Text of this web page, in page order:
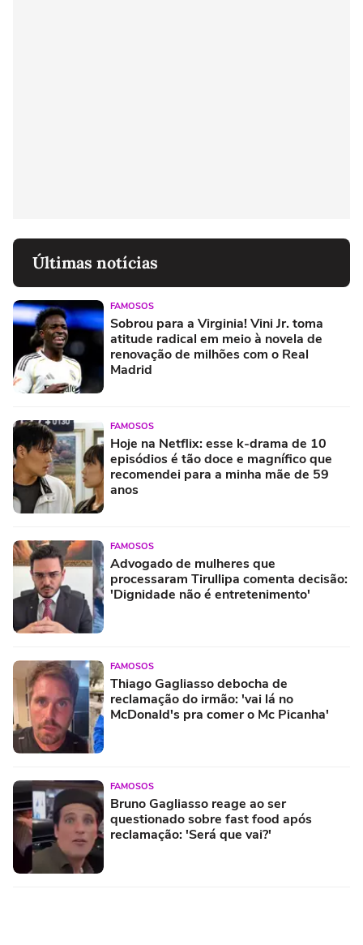
Últimas notícias
FAMOSOS
Sobrou para a Virginia! Vini Jr. toma
atitude radical em meio à novela de
renovação de milhões com o Real
Madrid
FAMOSOS
Hoje na Netflix: esse k-drama de 10
episódios é tão doce e magnífico que
recomendei para a minha mãe de 59
anos
FAMOSOS
Advogado de mulheres que
processaram Tirullipa comenta decisão:
'Dignidade não é entretenimento'
FAMOSOS
Thiago Gagliasso debocha de
reclamação do irmão: 'vai lá no
McDonald's pra comer o Mc Picanha'
FAMOSOS
Bruno Gagliasso reage ao ser
questionado sobre fast food após
reclamação: 'Será que vai?'